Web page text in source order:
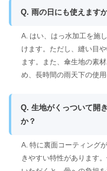
Q. 雨の日にも使えます
A. はい、はっ水加工を施
けます。ただし、縫い目
ます。また、傘生地の素
め、長時間の雨天下の使
Q. 生地がくっついて開
か？
A. 特に裏面コーティング
きやすい特性があります